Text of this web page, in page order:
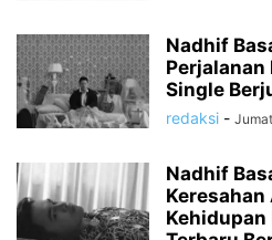
Nadhif
Single
redaksi -
Nadhif